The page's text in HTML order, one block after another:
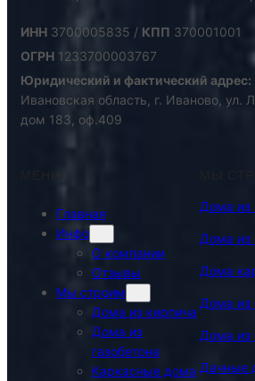
ИНН 3700005835 / КПП 370001001
ОГРН 1233700003767
Юридический и фактический адрес:
Ивановская область, г. Иваново, ул.
дом 183, оф.409
Главная
Инфо
О компании
Отзывы
Мы строим
Дома из кирпича
Дома из
газобетона
Каркасные дома
Дома из
Дома из
Дома
Дома из
Дома из
Дачные